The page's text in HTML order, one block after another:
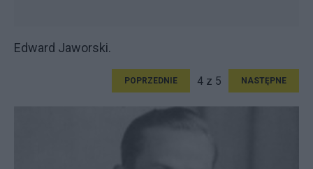
Edward Jaworski.
POPRZEDNIE 4 z 5 NASTĘPNE